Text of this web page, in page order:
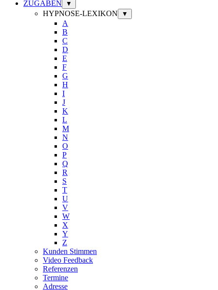
ZUGABEN
▼
HYPNOSE-LEXIKON ▼
A
B
C
D
E
F
G
H
I
J
K
L
M
N
O
P
Q
R
S
T
U
V
W
X
Y
Z
Kunden Stimmen
Video Feedback
Referenzen
Termine
Adresse